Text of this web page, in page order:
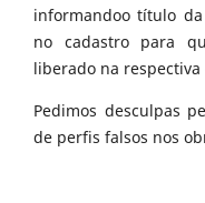
informandoo título
no cadastro para
liberado na respectiva
Pedimos desculpas
de perfis falsos nos